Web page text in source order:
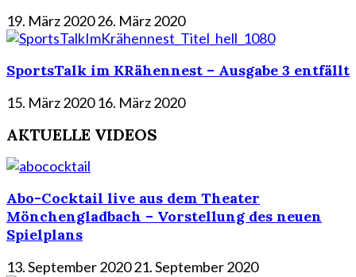
19. März 202026. März 2020
SportsTalk im KRähennest – Ausgabe 3 entfällt
15. März 2020 16. März 2020
AKTUELLE VIDEOS
Abo-Cocktail live aus dem Theater
Mönchengladbach – Vorstellung des neuen
Spielplans
13. September 202021. September 2020